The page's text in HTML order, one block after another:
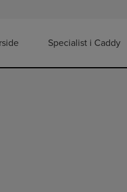
Specialist i Caddy